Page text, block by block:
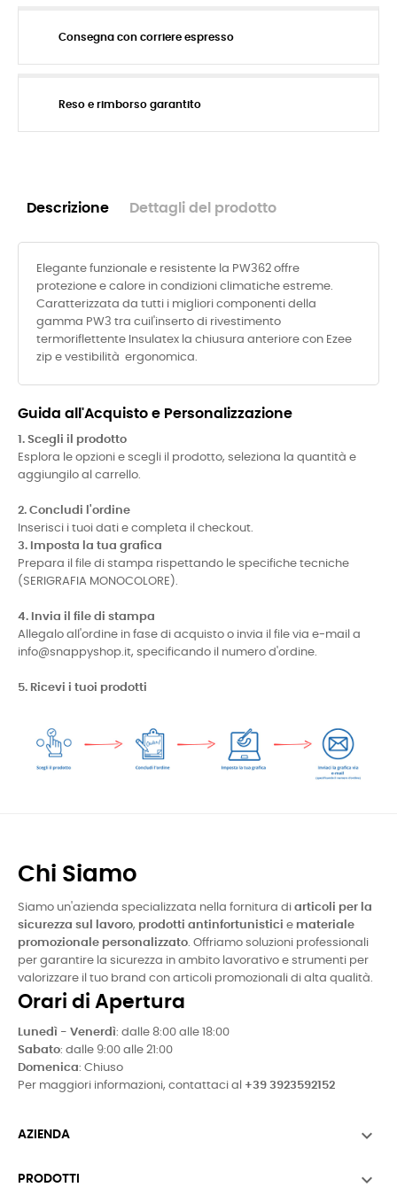
Consegna con corriere espresso
Reso e rimborso garantito
Descrizione Dettagli del prodotto
Elegante funzionale e resistente la PW362 offre
protezione e calore in condizioni climatiche estreme.
Caratterizzata da tutti i migliori componenti della
gamma PW3 tra cuil'inserto di rivestimento
termoriflettente Insulatex la chiusura anteriore con Ezee
zip e vestibilità ergonomica.
Guida all'Acquisto e Personalizzazione
1. Scegli il prodotto
Esplora le opzioni e scegli il prodotto, seleziona la quantità e
aggiungilo al carrello.
2. Concludi l'ordine
Inserisci i tuoi dati e completa il checkout.
3. Imposta la tua grafica
Prepara il file di stampa rispettando le specifiche tecniche
(SERIGRAFIA MONOCOLORE).
4. Invia il file di stampa
Allegalo all'ordine in fase di acquisto o invia il file via e-mail a
info@snappyshop.it, specificando il numero d'ordine.
5. Ricevi i tuoi prodotti
Chi Siamo
Siamo un'azienda specializzata nella fornitura di articoli per la
sicurezza sul lavoro, prodotti antinfortunistici e materiale
promozionale personalizzato. Offriamo soluzioni professionali
per garantire la sicurezza in ambito lavorativo e strumenti per
valorizzare il tuo brand con articoli promozionali di alta qualità.
Orari di Apertura
Lunedì - Venerdì: dalle 8:00 alle 18:00
Sabato: dalle 9:00 alle 21:00
Domenica: Chiuso
Per maggiori informazioni, contattaci al +39 3923592152
AZIENDA 
PRODOTTI 